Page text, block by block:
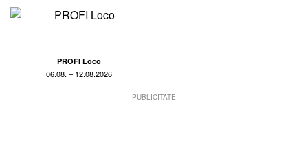
PROFI Loco
06.08. – 12.08.2026
PUBLICITATE